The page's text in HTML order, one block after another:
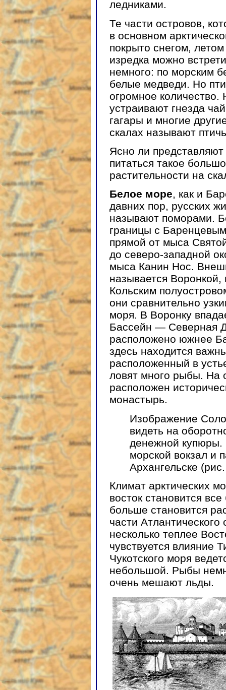
ледниками.
Те части островов,
в основном
покрыто снегом,
изредка можно
немного: по морским
белые медведи. Но
огромное
устраивают гнезда
гагары и многие
скалах называют
Ясно ли
питаться такое
растительности на
Белое море, как и
давних пор, русских
называют поморами.
границы с
прямой от мыса
до северо-западной
мыса Канин Нос.
называется Воронкой,
Кольским
они сравнительно
моря. В Воронку
Бассейн — Северная
расположено южнее
здесь находится
расположенный в
ловят много рыбы. На
расположен
монастырь.
Изображение
видеть на
денежной
морской вокзал и
Архангельске
Климат арктических
восток становится
больше становится
части
несколько теплее
чувствуется влияние
Чукотского моря
небольшой. Рыбы
очень мешают льды.